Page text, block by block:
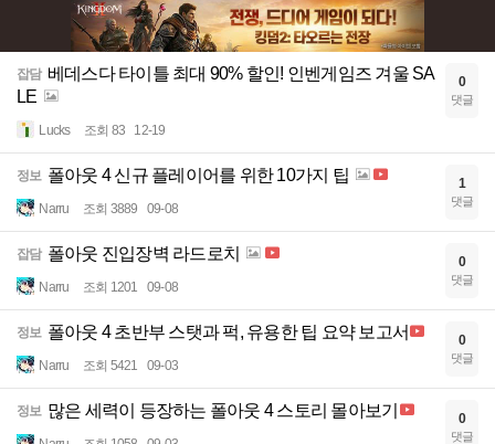
잡담 베데스다 타이틀 최대 90% 할인! 인벤게임즈 겨울 SA
LE
Lucks 조회 83 12-19
0
댓글
정보 폴아웃 4 신규 플레이어를 위한 10가지 팁
Narru 조회 3889 09-08
1
댓글
잡담 폴아웃 진입장벽 라드로치
Narru 조회 1201 09-08
0
댓글
정보 폴아웃 4 초반부 스탯과 퍽, 유용한 팁 요약 보고서
Narru 조회 5421 09-03
0
댓글
정보 많은 세력이 등장하는 폴아웃 4 스토리 몰아보기 0
댓글